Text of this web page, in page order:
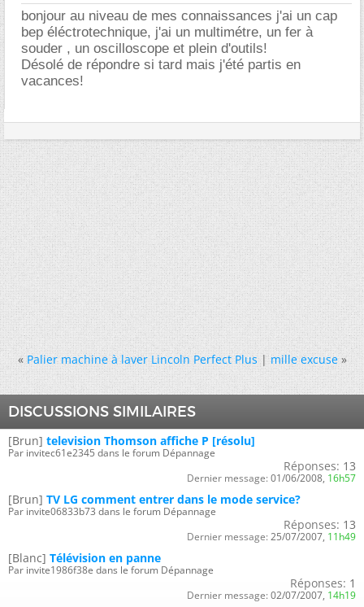
bonjour au niveau de mes connaissances j'ai un cap
bep éléctrotechnique, j'ai un multimétre, un fer à
souder , un oscilloscope et plein d'outils!
Désolé de répondre si tard mais j'été partis en
vacances!
« Palier machine à laver Lincoln Perfect Plus|mille excuse »
DISCUSSIONS SIMILAIRES
[Brun] television Thomson affiche P [résolu]
Par invitec61e2345 dans le forum Dépannage
Réponses: 13
Dernier message: 01/06/2008, 16h57
[Brun] TV LG comment entrer dans le mode service?
Par invite06833b73 dans le forum Dépannage
Réponses: 13
Dernier message: 25/07/2007, 11h49
[Blanc] Télévision en panne
Par invite1986f38e dans le forum Dépannage
Réponses: 1
Dernier message: 02/07/2007, 14h19